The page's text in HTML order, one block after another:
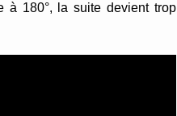
à 180°, la suite devient trop